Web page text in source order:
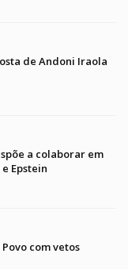
de Andoni Iraola
a colaborar em
Epstein
com vetos